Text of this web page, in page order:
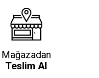
Mağazadan
Teslim Al